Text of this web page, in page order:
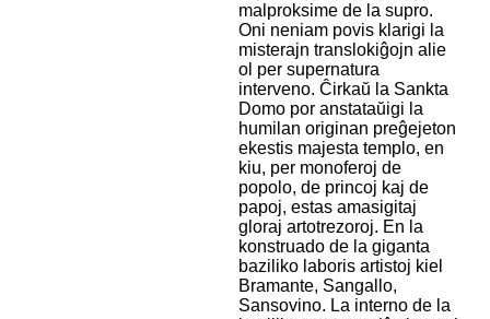
malproksime de la supro.
Oni neniam povis klarigi la
misterajn translokiĝojn alie
ol per supernatura
interveno. Ĉirkaŭ la Sankta
Domo por anstataŭigi la
humilan originan preĝejeton
ekestis majesta templo, en
kiu, per monoferoj de
popolo, de princoj kaj de
papoj, estas amasigitaj
gloraj artotrezoroj. En la
konstruado de la giganta
baziliko laboris artistoj kiel
Bramante, Sangallo,
Sansovino. La interno de la